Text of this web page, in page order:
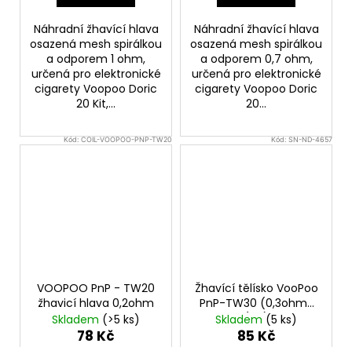
Náhradní žhavící hlava
osazená mesh spirálkou
a odporem 1 ohm,
určená pro elektronické
cigarety Voopoo Doric
20 Kit,...
Náhradní žhavící hlava
osazená mesh spirálkou
a odporem 0,7 ohm,
určená pro elektronické
cigarety Voopoo Doric
20...
Kód:COIL-VOOPOO-PNP-TW20
VOOPOO PnP - TW20
žhavicí hlava 0,2ohm
Skladem (>5 ks)
78 Kč
Kód:SN-ND-4657
Žhavící tělísko VooPoo
PnP-TW30 (0,3ohm)
(1ks)
Skladem (5 ks)
85 Kč